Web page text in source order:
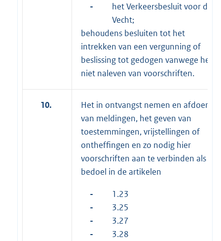
-
het Verkeersbesluit voor de
Vecht;
behoudens besluiten tot het
intrekken van een vergunning of
beslissing tot gedogen vanwege het
niet naleven van voorschriften.
10.
Het in ontvangst nemen en afdoen
van meldingen, het geven van
toestemmingen, vrijstellingen of
ontheffingen en zo nodig hier
voorschriften aan te verbinden als
bedoel in de artikelen
-
1.23
-
3.25
-
3.27
-
3.28